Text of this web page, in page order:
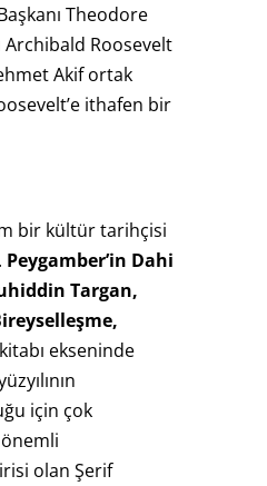
Theodore
Archibald Roosevelt
Akif ortak
ithafen bir
bir kültür tarihçisi
Peygamber’in Dahi
Targan,
ekseninde
için çok
olan Şerif